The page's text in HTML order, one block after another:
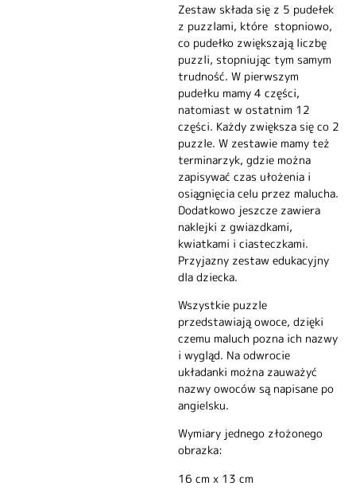
Zestaw składa się z 5 pudełek
z puzzlami, które stopniowo,
co pudełko zwiększają liczbę
puzzli, stopniując tym samym
trudność. W pierwszym
pudełku mamy 4 części,
natomiast w ostatnim 12
części. Każdy zwiększa się co 2
puzzle. W zestawie mamy też
terminarzyk, gdzie można
zapisywać czas ułożenia i
osiągnięcia celu przez malucha.
Dodatkowo jeszcze zawiera
naklejki z gwiazdkami,
kwiatkami i ciasteczkami.
Przyjazny zestaw edukacyjny
dla dziecka.
Wszystkie puzzle
przedstawiają owoce, dzięki
czemu maluch pozna ich nazwy
i wygląd. Na odwrocie
układanki można zauważyć
nazwy owoców są napisane po
angielsku.
Wymiary jednego złożonego
obrazka:
16 cm x 13 cm